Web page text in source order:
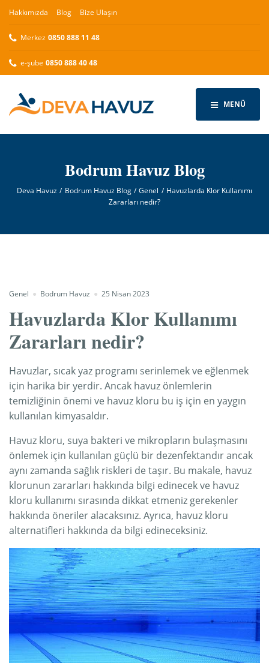
Hakkımızda Blog Bize Ulaşın
Merkez 0850 888 11 48
e-şube 0850 888 40 48
MENÜ
Bodrum Havuz Blog
Deva Havuz Bodrum Havuz Blog Genel
Havuzlarda Klor Kullanımı
Zararları nedir?
Genel Bodrum Havuz 25 Nisan 2023
Havuzlarda Klor Kullanımı
Zararları nedir?
Havuzlar, sıcak yaz programı serinlemek ve eğlenmek
için harika bir yerdir. Ancak havuz önlemlerin
temizliğinin önemi ve havuz kloru bu iş için en yaygın
kullanılan kimyasaldır.
Havuz kloru, suya bakteri ve mikropların bulaşmasını
önlemek için kullanılan güçlü bir dezenfektandır ancak
aynı zamanda sağlık riskleri de taşır. Bu makale, havuz
klorunun zararları hakkında bilgi edinecek ve havuz
kloru kullanımı sırasında dikkat etmeniz gerekenler
hakkında öneriler alacaksınız. Ayrıca, havuz kloru
alternatifleri hakkında da bilgi edineceksiniz.